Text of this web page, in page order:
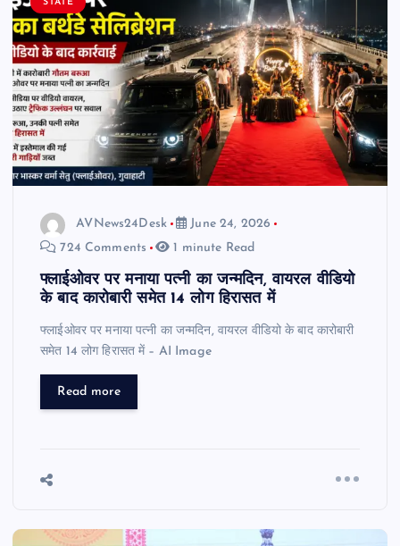
STATE
AVNews24Desk
June 24, 2026
724 Comments
1 minute Read
फ्लाईओवर पर मनाया पत्नी का जन्मदिन, वायरल वीडियो
के बाद कारोबारी समेत 14 लोग हिरासत में
फ्लाईओवर पर मनाया पत्नी का जन्मदिन, वायरल वीडियो के बाद कारोबारी
समेत 14 लोग हिरासत में – AI Image
Read more